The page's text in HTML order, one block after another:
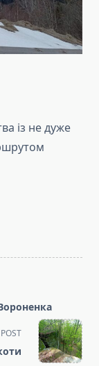
із не дуже